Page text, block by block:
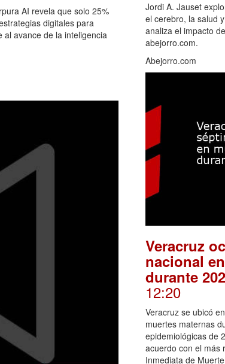
AI revela que solo 25%
digitales para
al avance de la inteligencia
Jordi A. Jauset
el cerebro, la salud
analiza el impacto
abejorro.com.
Abejorro.com
Veracruz
nacional
durante
12:20
Veracruz se ubicó
muertes maternas
epidemiológicas de
acuerdo con el más
Inmediata de